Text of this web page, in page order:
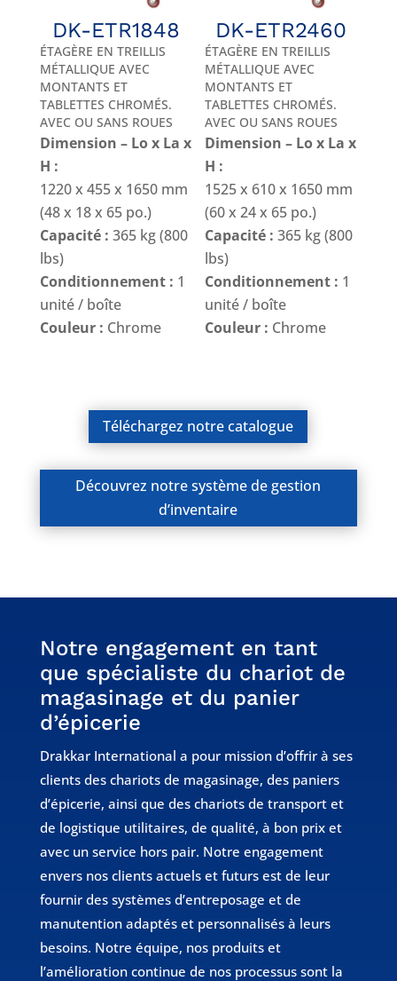
DK-ETR1848
ÉTAGÈRE EN TREILLIS
MÉTALLIQUE AVEC
MONTANTS ET
TABLETTES CHROMÉS.
AVEC OU SANS ROUES
Dimension – Lo x La x
H :
1220 x 455 x 1650 mm
(48 x 18 x 65 po.)
Capacité : 365 kg (800
lbs)
Conditionnement : 1
unité / boîte
Couleur : Chrome
DK-ETR2460
ÉTAGÈRE EN TREILLIS
MÉTALLIQUE AVEC
MONTANTS ET
TABLETTES CHROMÉS.
AVEC OU SANS ROUES
Dimension – Lo x La x
H :
1525 x 610 x 1650 mm
(60 x 24 x 65 po.)
Capacité : 365 kg (800
lbs)
Conditionnement : 1
unité / boîte
Couleur : Chrome
Téléchargez notre catalogue
Découvrez notre système de gestion
d’inventaire
Notre engagement en tant
que spécialiste du chariot de
magasinage et du panier
d’épicerie
Drakkar International a pour mission d’offrir à ses
clients des chariots de magasinage, des paniers
d’épicerie, ainsi que des chariots de transport et
de logistique utilitaires, de qualité, à bon prix et
avec un service hors pair. Notre engagement
envers nos clients actuels et futurs est de leur
fournir des systèmes d’entreposage et de
manutention adaptés et personnalisés à leurs
besoins. Notre équipe, nos produits et
l’amélioration continue de nos processus sont la